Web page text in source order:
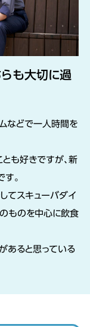
も大切に過
などで一人時間を
も好きですが、新
。
てスキューバダイ
ものを中心に飲食
あると思っている